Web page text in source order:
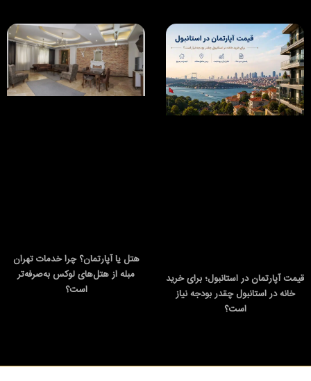
قیمت آپارتمان در استانبول؛ برای خرید
خانه در استانبول چقدر بودجه نیاز
است؟
هتل یا آپارتمان؟ چرا خدمات تهران
مبله از هتل‌های لوکس به‌صرفه‌تر
است؟